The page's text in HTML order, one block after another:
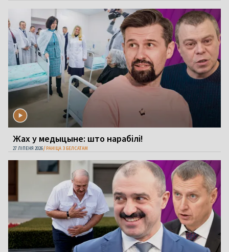
Жах у медыцыне: што нарабілі!
27 ЛІПЕНЯ 2026 РАНІЦА З БЕЛСАТАМ